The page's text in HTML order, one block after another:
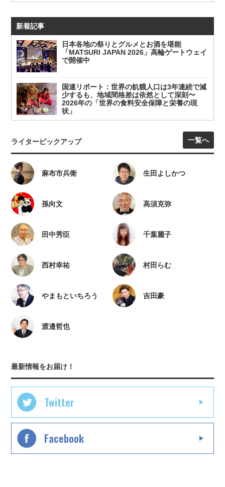
新着記事
日本各地の祭りとグルメとお酒を堪能
「MATSURI JAPAN 2026」高輪ゲートウェイ
で開催中
国連リポート：世界の飢餓人口は3年連続で減
少するも、地域間格差は依然として深刻〜
2026年の「世界の食料安全保障と栄養の現
状」
ライターピックアップ 一覧へ
麻布市兵衛 生田よしかつ
孫向文 高須克弥
田中秀臣 千葉麗子
西村幸祐 村田らむ
やまもといちろう 吉田豪
渡邉哲也
最新情報をお届け！
Twitter
Facebook